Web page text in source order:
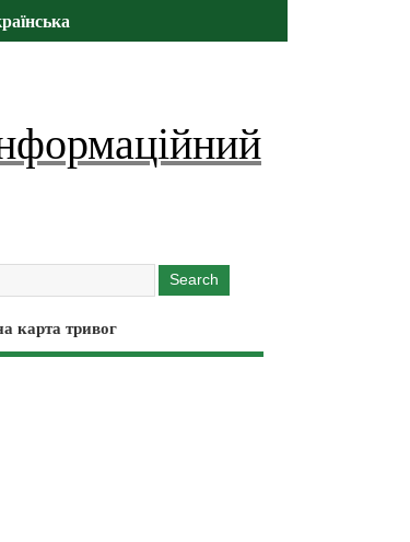
карта тривог